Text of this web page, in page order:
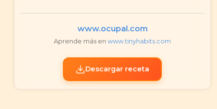
www.ocupal.com
Aprende más en www.tinyhabits.com
Descargar receta